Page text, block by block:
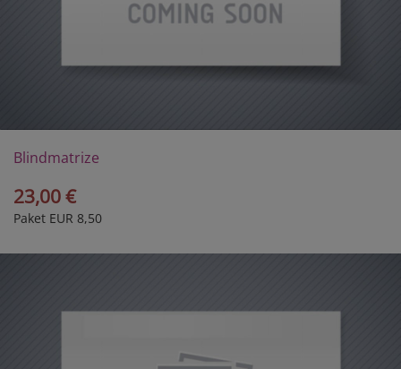
Blindmatrize
23,00 €
Paket EUR 8,50